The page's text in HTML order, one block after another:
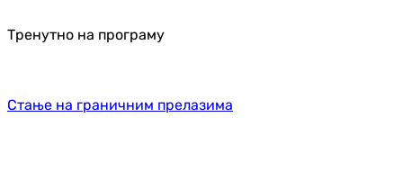
Тренутно на програму
Стање на граничним прелазима